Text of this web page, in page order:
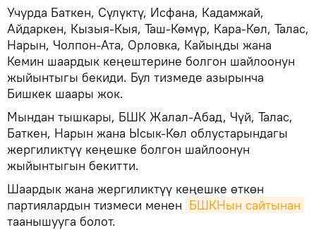
Учурда Баткен, Сүлүктү, Исфана, Кадамжай,
Айдаркен, Кызыя-Кыя, Таш-Көмүр, Кара-Көл, Талас,
Нарын, Чолпон-Ата, Орловка, Кайыңды жана
Кемин шаардык кеңештерине болгон шайлоонун
жыйынтыгы бекиди. Бул тизмеде азырынча
Бишкек шаары жок.
Мындан тышкары, БШК Жалал-Абад, Чүй, Талас,
Баткен, Нарын жана Ысык-Көл облустарындагы
жергиликтүү кеңешке болгон шайлоонун
жыйынтыгын бекитти.
Шаардык жана жергиликтүү кеңешке өткөн
партиялардын тизмеси менен БШКНын сайтынан
таанышууга болот.